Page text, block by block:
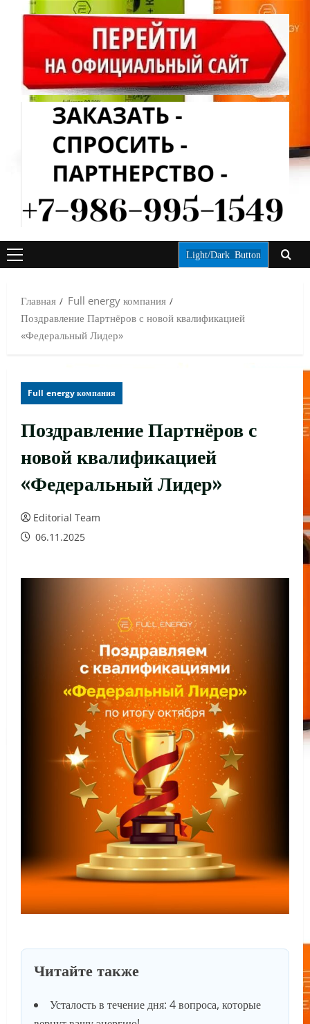
ОСНОВНОЕ
Light/Dark Button
Главная
Full energy компания
Поздравление Партнёров с новой квалификацией
«Федеральный Лидер»
Full energy компания
Поздравление Партнёров с
новой квалификацией
«Федеральный Лидер»
Editorial Team
06.11.2025
Читайте также
Усталость в течение дня: 4 вопроса, которые